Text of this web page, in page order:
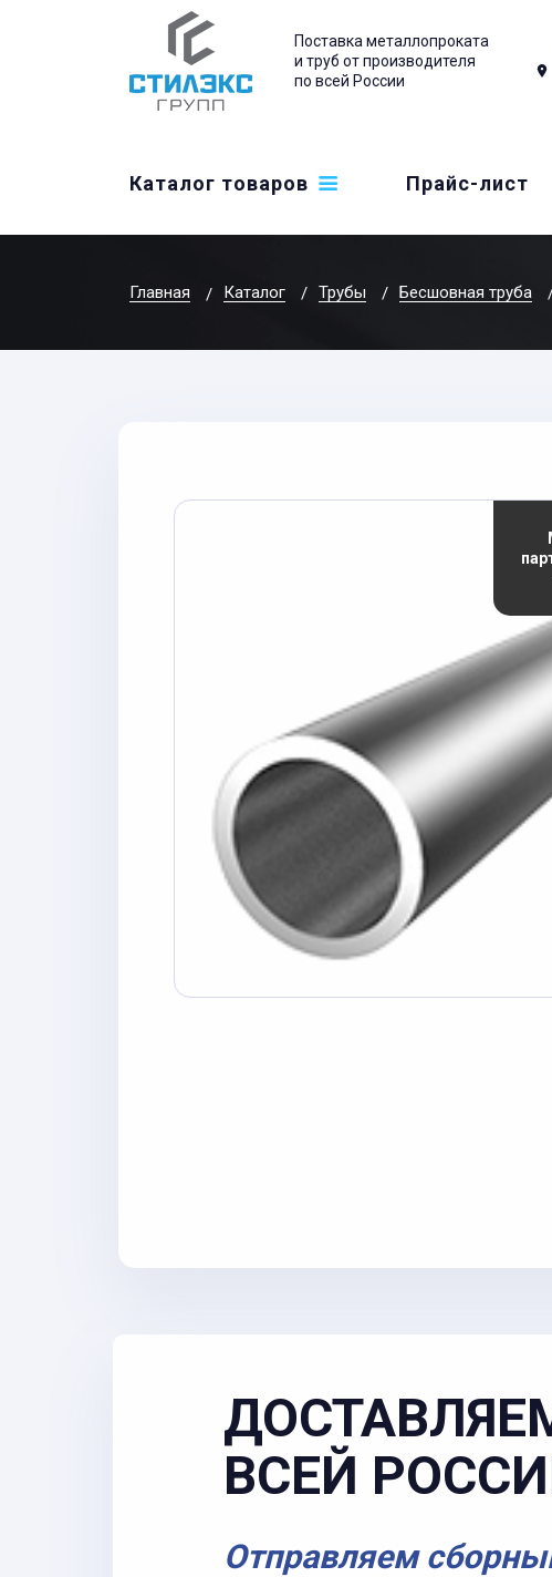
Поставка металлопроката
и труб от производителя
по всей России
Каталог товаров Прайс-лист
Главная Каталог Трубы Бесшовная труба
ВСЕЙ
Отправляем